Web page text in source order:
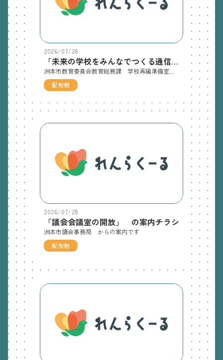
2026/07/28
「未来の学校をみんなでつくる通信（MIN-TSUKU通信）vol.5」（7/27発行）
配布物
2026/07/28
「議会会議室の開放」 の案内チラシ
洲本市議会事務局 からの案内です
配布物